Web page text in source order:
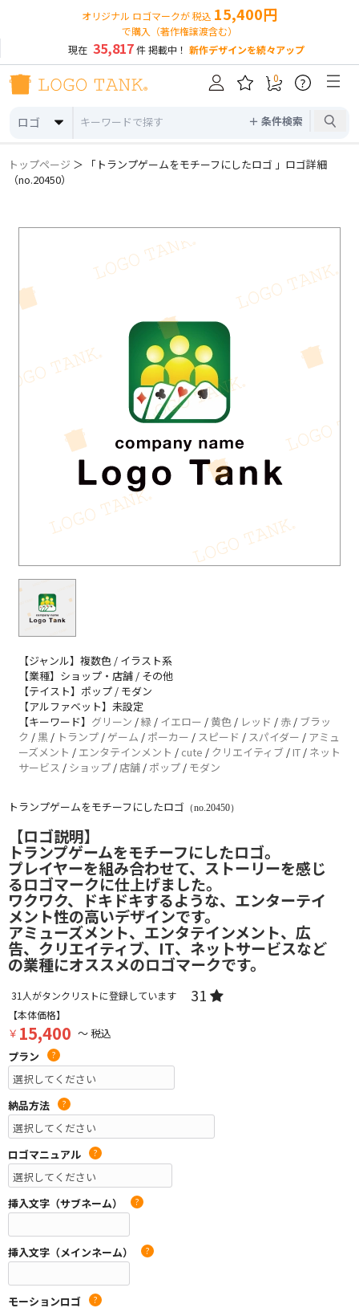
オリジナル ロゴマークが 税込 15,400円
で購入（著作権譲渡含む）
現在 35,817件 掲載中！ 新作デザインを続々アップ
ロゴ ＋ 条件検索
0 ?
トップページ ＞ 「トランプゲームをモチーフにしたロゴ 」ロゴ詳細
（no.20450）
【ジャンル】複数色 / イラスト系
【業種】ショップ・店舗 / その他
【テイスト】ポップ / モダン
【アルファベット】未設定
【キーワード】 グリーン /緑 / イエロー /黄色 / レッド / 赤 / ブラッ
ク /黒 / トランプ /ゲーム / ポーカー / スピード / スパイダー / アミュ
ーズメント / エンタテインメント / cute / クリエイティブ /IT / ネット
サービス / ショップ / 店舗 / ポップ / モダン
トランプゲームをモチーフにしたロゴ （no.20450）
【ロゴ説明】
トランプゲームをモチーフにしたロゴ。
プレイヤーを組み合わせて、ストーリーを感じ
るロゴマークに仕上げました。
ワクワク、ドキドキするような、エンターテイ
メント性の高いデザインです。
アミューズメント、エンタテインメント、広
告、クリエイティブ、IT、ネットサービスなど
の業種にオススメのロゴマークです。
31 人がタンクリストに登録しています 31
【本体価格】
￥ 15,400 ～ 税込
プラン
?
納品方法 ?
ロゴマニュアル ?
挿入文字（サブネーム） ?
挿入文字（メインネーム） ?
モーションロゴ ?